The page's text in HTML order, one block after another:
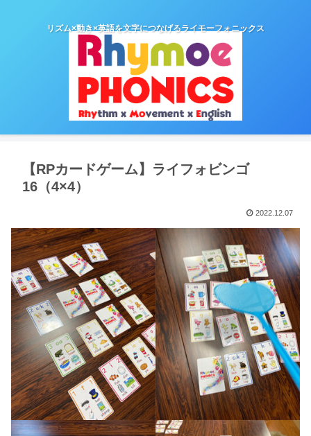
リズム×動き×英語を文字につなげるライモーフォニックス
【RPカードゲーム】ライフォビンゴ
16（4×4）
2022.12.07